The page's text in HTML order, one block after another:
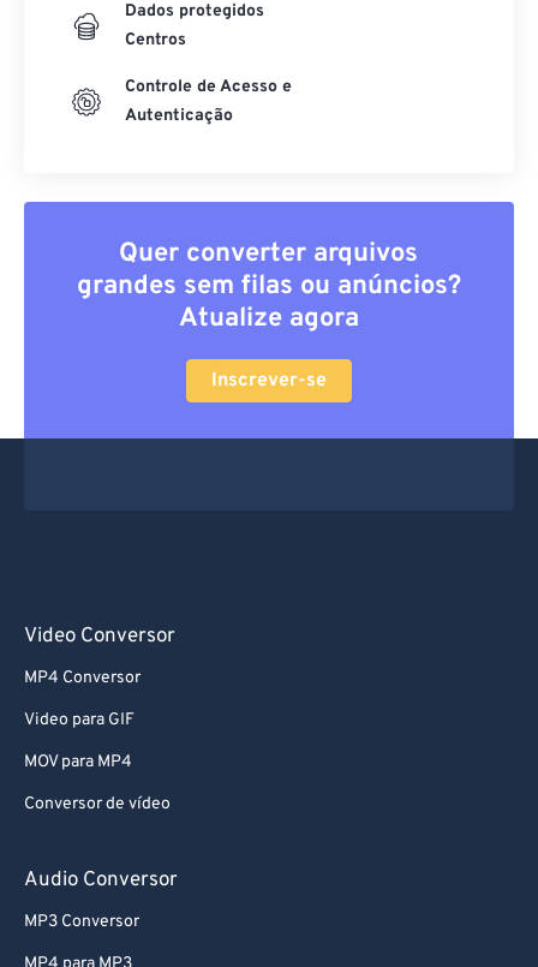
Dados protegidos
Centros
Controle de Acesso e
Autenticação
Quer converter arquivos
grandes sem filas ou anúncios?
Atualize agora
Inscrever-se
Video Conversor
MP4 Conversor
Video para GIF
MOV para MP4
Conversor de vídeo
Audio Conversor
MP3 Conversor